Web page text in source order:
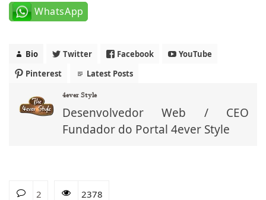
WhatsApp
Bio Twitter Facebook
YouTube
Pinterest
Latest Posts
4ever Style
Desenvolvedor Web / CEO
Fundador do Portal 4ever Style
2 2378